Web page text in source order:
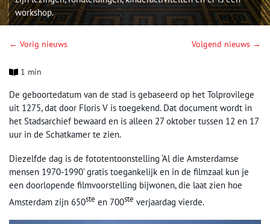
workshop.
← Vorig nieuws Volgend nieuws →
1 min
De geboortedatum van de stad is gebaseerd op het Tolprovilege
uit 1275, dat door Floris V is toegekend. Dat document wordt in
het Stadsarchief bewaard en is alleen 27 oktober tussen 12 en 17
uur in de Schatkamer te zien.
Diezelfde dag is de fototentoonstelling ‘Al die Amsterdamse
mensen 1970-1990’ gratis toegankelijk en in de filmzaal kun je
een doorlopende filmvoorstelling bijwonen, die laat zien hoe
Amsterdam zijn 650ste en 700ste verjaardag vierde.